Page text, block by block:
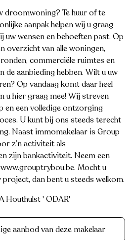
droomwoning? Te huur of te
aanpak helpen wij u graag
uw wensen en behoeften past. Op
overzicht van alle woningen,
commerciële ruimtes en
de aanbieding hebben. Wilt u uw
Op vandaag komt daar heel
u hier graag mee! Wij streven
en een volledige ontzorging
U kunt bij ons steeds terecht
Naast immomakelaar is Group
z’n activiteit als
zijn bankactiviteit. Neem een
Mocht u
dan bent u steeds welkom.
Houthulst ' ODAR'
aanbod van deze makelaar